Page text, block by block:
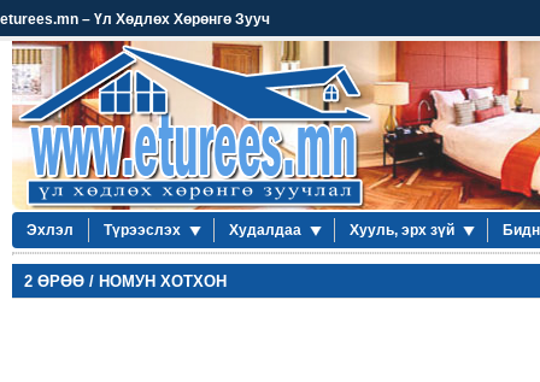
eturees.mn – Үл Хөдлөх Хөрөнгө Зууч
Эхлэл Түрээслэх Худалдаа Хууль, эрх зүй
2 ӨРӨӨ / НОМУН ХОТХОН